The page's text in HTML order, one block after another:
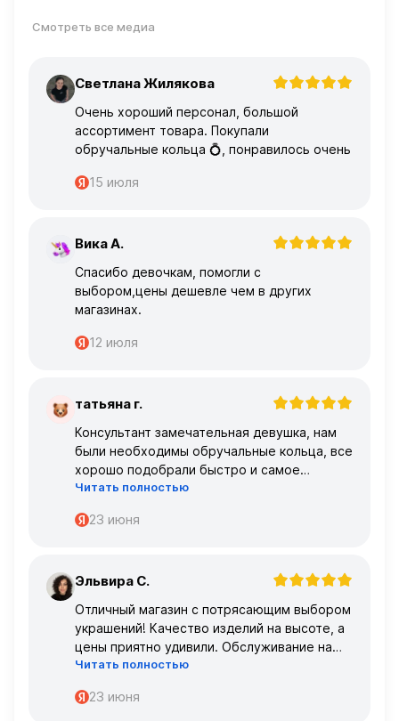
Смотреть все медиа
С Светлана Жилякова
Очень хороший персонал, большой
ассортимент товара. Покупали
обручальные кольца 💍, понравилось очень
15 июля
В Вика А.
Спасибо девочкам, помогли с
выбором,цены дешевле чем в других
магазинах.
12 июля
Т татьяна г.
Консультант замечательная девушка, нам
были необходимы обручальные кольца, все
хорошо подобрали быстро и самое
главное, что все подошло по размеру с
Читать полностью
23 июня
Э Эльвира С.
Отличный магазин с потрясающим выбором
украшений! Качество изделий на высоте, а
цены приятно удивили. Обслуживание на
высшем уровне – консультанты очень
Читать полностью
23 июня